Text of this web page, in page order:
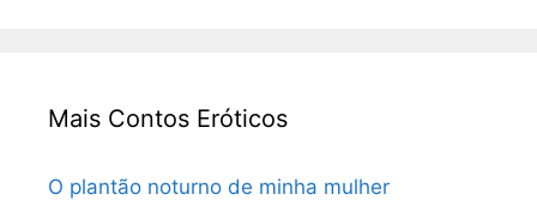
Mais Contos Eróticos
O plantão noturno de minha mulher